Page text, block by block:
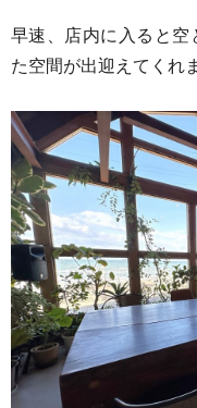
早速、店内に入ると空
た空間が出迎えてくれ